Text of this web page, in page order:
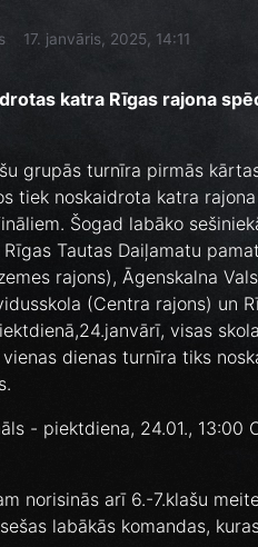
17. janvāris, 2025, 14:11
katra Rīgas rajona
grupās turnīra pirmās
tiek noskaidrota katra
Šogad labāko
Rīgas Tautas Daiļamatu
rajons), Āgenskalna
(Centra rajons) un
visas
dienas turnīra tiks
- piektdiena, 24.01., 13:00
norisinās arī 6.-7.klašu
labākās komandas,